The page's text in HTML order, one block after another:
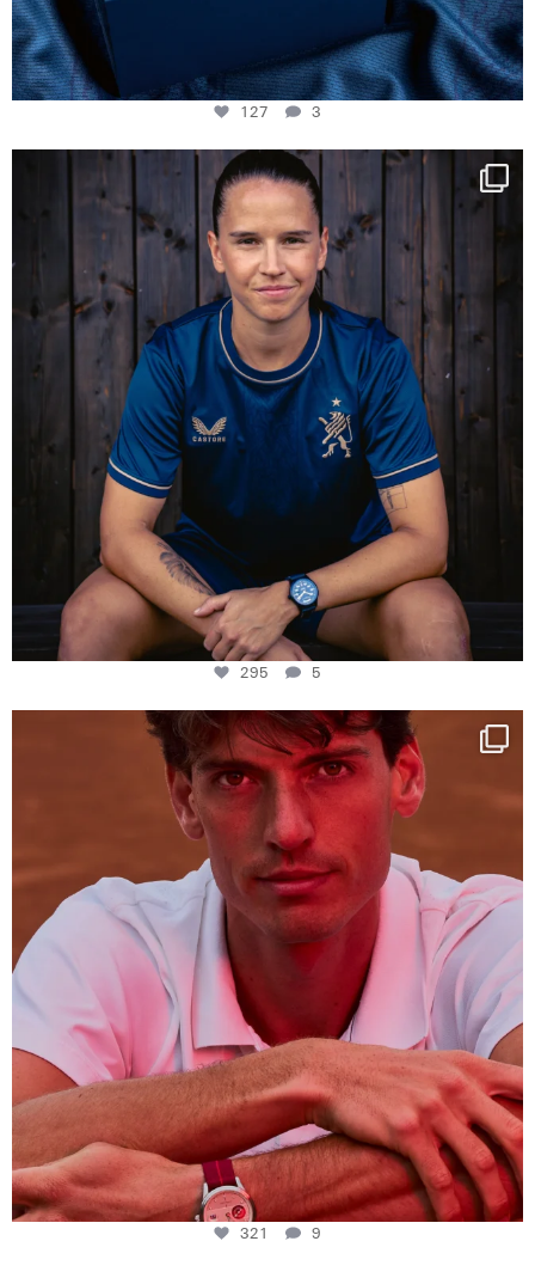
127 3
NIE USENAND GAH
Some anniversaries
295
5
295 5
One last dance at home
This week at...
321
9
321 9